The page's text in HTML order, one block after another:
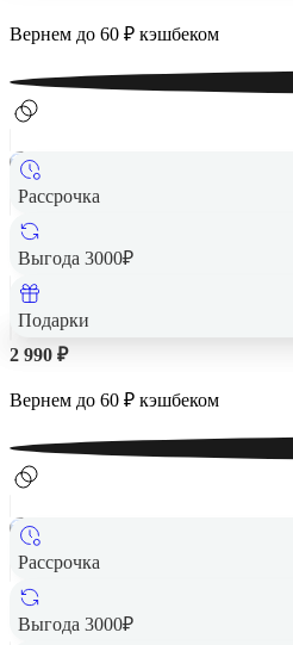
Вернем до 60 ₽ кэшбеком
Рассрочка
Выгода 3000₽
Подарки
2 990 ₽
Вернем до 60 ₽ кэшбеком
Рассрочка
Выгода 3000₽